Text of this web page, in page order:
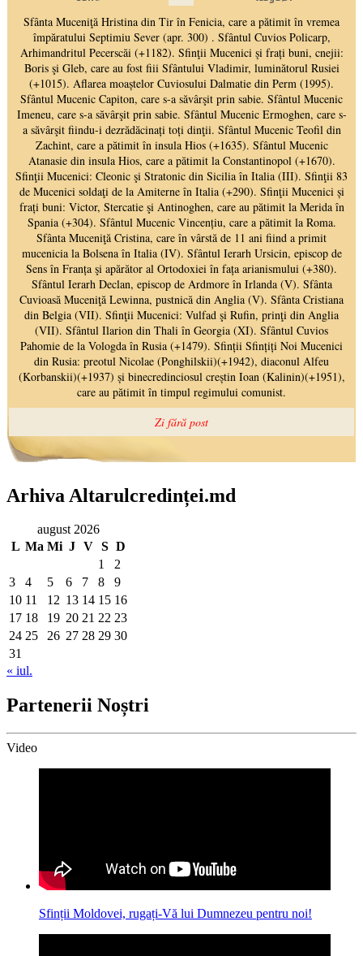
Arhiva Altarulcredinței.md
august 2026
L Ma Mi J V S D
1
2
3
4 5 6 7 8
9
10 11 12 13 14 15 16
17 18 19 20 21 22 23
24 25 26 27 28 29 30
31
« iul.
Partenerii Noștri
Video
Sfinții Moldovei, rugați-Vă lui Dumnezeu pentru noi!